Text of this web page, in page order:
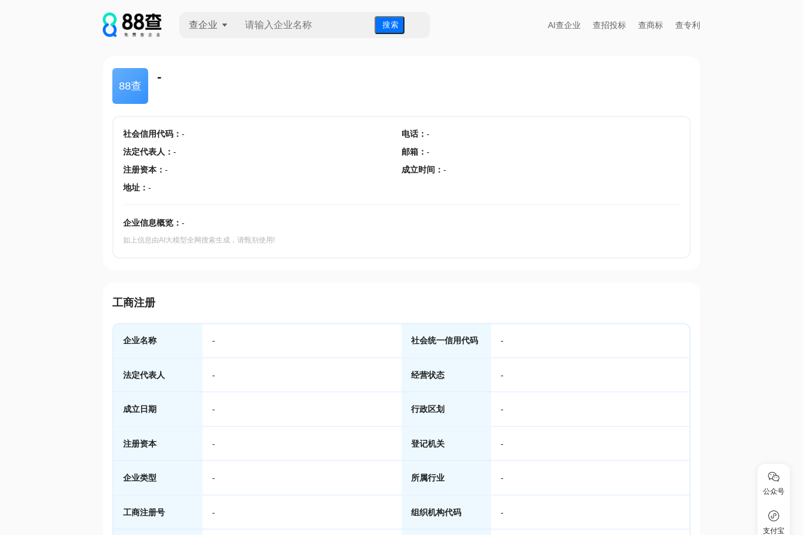
查企业 搜 索 AI查企业 查招投标 查商标 查专利
88查
-
社会信用代码： - 电话： -
法定代表人 ： - 邮箱 ： -
注册资本： - 成立时间 ： -
地址： -
企业信息概览： -
如上信息由AI大模型全网搜索生成，请甄别使用!
工商注册
企业名称 - 社会统一信用代码 -
法定代表人 - 经营状态 -
成立日期 - 行政区划 -
注册资本 - 登记机关 -
企业类型 - 所属行业 -
工商注册号 - 组织机构代码 -
公众号
支付宝